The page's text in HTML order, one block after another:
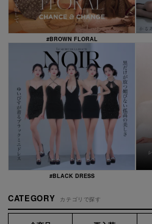
#BROWN FLORAL
#BLACK DRESS
CATEGORY カテゴリで探す